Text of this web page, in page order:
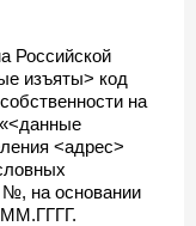
Российской
изъяты> код
на
<адрес>
№, на основании